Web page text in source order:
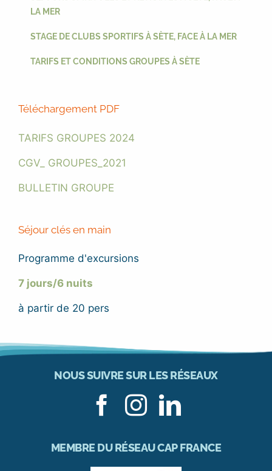
LA MER
STAGE DE CLUBS SPORTIFS À SÈTE, FACE À LA MER
TARIFS ET CONDITIONS GROUPES À SÈTE
Téléchargement PDF
TARIFS GROUPES 2024
CGV_ GROUPES_2021
BULLETIN GROUPE
Séjour clés en main
Programme d'excursions
7 jours/6 nuits
à partir de 20 pers
NOUS SUIVRE SUR LES RÉSEAUX
MEMBRE DU RÉSEAU CAP FRANCE